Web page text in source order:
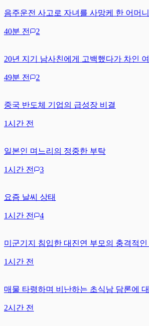
음주운전 사고로 자녀를 사망케 한 어머
40분 전 2
20년 지기 남사친에게 고백했다가 차인
49분 전 2
중국 반도체 기업의 급성장 비결
1시간 전
일본인 며느리의 정중한 부탁
1시간 전 3
요즘 날씨 상태
1시간 전 4
미군기지 침입한 대진연 부모의 충격적인
1시간 전
매물 타령하며 비난하는 초식남 담론에
2시간 전